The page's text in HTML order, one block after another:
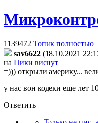
1139472 Топик полностью
sav6622 (18.10.2021
на Пики виснут
=))) открыли америку...
у нас вон кодеки еще лет
Ответить